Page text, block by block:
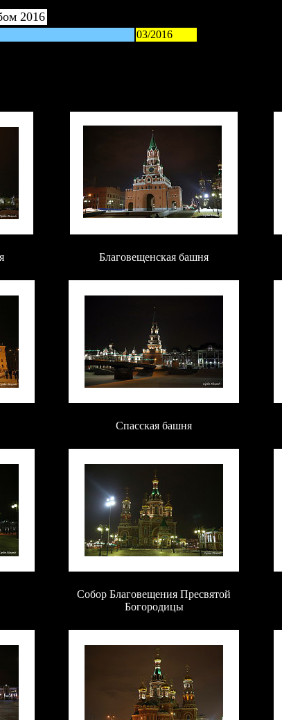
2016
03/2016
Благовещенская башня
Спасская башня
Собор Благовещения Пресвятой
Богородицы